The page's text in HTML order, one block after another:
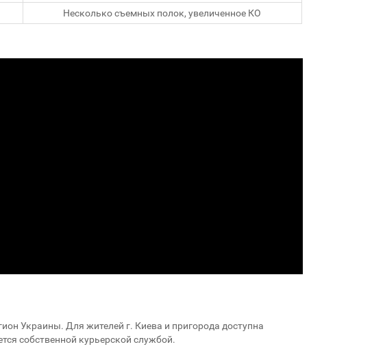
Несколько съемных полок, увеличенное КО
Украины. Для жителей г. Киева и пригорода доступна
собственной курьерской службой.